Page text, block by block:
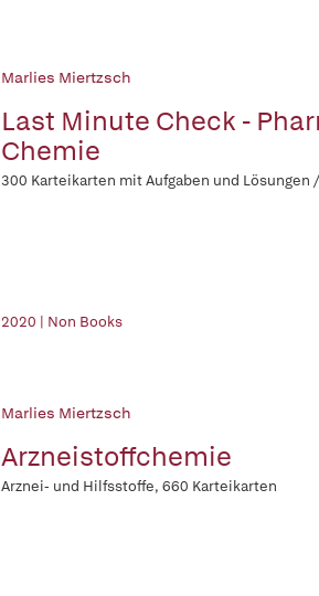
Marlies Miertzsch
Last Minute Check -
Chemie
300 Karteikarten mit Aufgaben und Lösungen
2020 | Non Books
Marlies Miertzsch
Arzneistoffchemie
Arznei- und Hilfsstoffe, 660 Karteikarten